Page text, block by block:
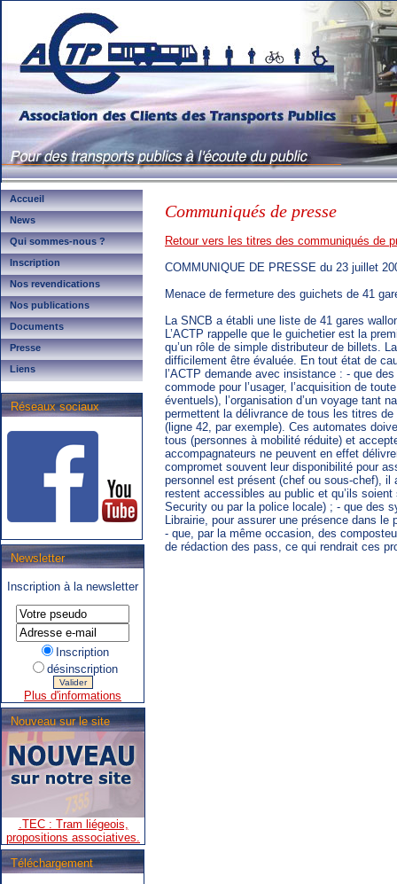
Accueil
News
Qui sommes-nous ?
Inscription
Nos revendications
Nos publications
Documents
Presse
Liens
Réseaux sociaux
Newsletter
Inscription à la newsletter
Inscription
désinscription
Plus d'informations
Nouveau sur le site
.SNCB - TEC : Système de
correspondance ARIbus.
.TEC : Tram liégeois,
propositions associatives.
Téléchargement
Communiqués de presse
Retour vers les titres des communiqués de
COMMUNIQUE DE PRESSE du 23 juillet
Menace de fermeture des guichets de 41
La SNCB a établi une liste de 41 gares
L’ACTP rappelle que le guichetier est la
qu’un rôle de simple distributeur de billets.
difficilement être évaluée. En tout état de
l’ACTP demande avec insistance : - que
commode pour l’usager, l’acquisition de
éventuels), l’organisation d’un voyage tant
permettent la délivrance de tous les titres
(ligne 42, par exemple). Ces automates
tous (personnes à mobilité réduite) et
accompagnateurs ne peuvent en effet
compromet souvent leur disponibilité pour
personnel est présent (chef ou sous-chef),
restent accessibles au public et qu’ils
Security ou par la police locale) ; - que des
Librairie, pour assurer une présence dans
- que, par la même occasion, des
de rédaction des pass, ce qui rendrait ces